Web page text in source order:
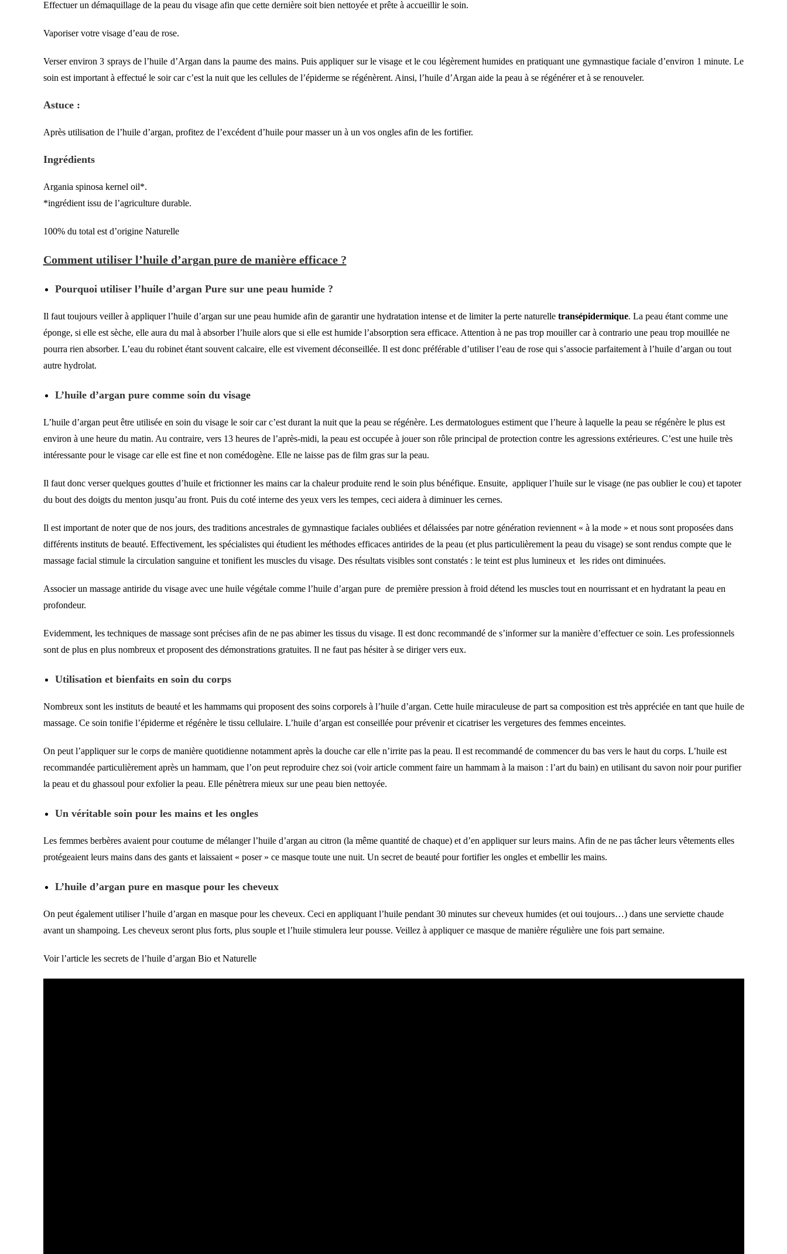
Effectuer un démaquillage de la peau du visage afin que cette dernière soit bien nettoyée et prête à accueillir le soin.
Vaporiser votre visage d’eau de rose.
Verser environ 3 sprays de l’huile d’Argan dans la paume des mains. Puis appliquer sur le visage et le cou légèrement humides en pratiquant une gymnastique faciale d’environ 1 minute. Le
soin est important à effectué le soir car c’est la nuit que les cellules de l’épiderme se régénèrent. Ainsi, l’huile d’Argan aide la peau à se régénérer et à se renouveler.
Astuce :
Après utilisation de l’huile d’argan, profitez de l’excédent d’huile pour masser un à un vos ongles afin de les fortifier.
Ingrédients
Argania spinosa kernel oil*.
*ingrédient issu de l’agriculture durable.
100% du total est d’origine Naturelle
Comment utiliser l’huile d’argan pure de manière efficace ?
Pourquoi utiliser l’huile d’argan Pure sur une peau humide ?
Il faut toujours veiller à appliquer l’huile d’argan sur une peau humide afin de garantir une hydratation intense et de limiter la perte naturelle transépidermique. La peau étant comme une
éponge, si elle est sèche, elle aura du mal à absorber l’huile alors que si elle est humide l’absorption sera efficace. Attention à ne pas trop mouiller car à contrario une peau trop mouillée ne
pourra rien absorber. L’eau du robinet étant souvent calcaire, elle est vivement déconseillée. Il est donc préférable d’utiliser l’eau de rose qui s’associe parfaitement à l’huile d’argan ou tout
autre hydrolat.
L’huile d’argan pure comme soin du visage
L’huile d’argan peut être utilisée en soin du visage le soir car c’est durant la nuit que la peau se régénère. Les dermatologues estiment que l’heure à laquelle la peau se régénère le plus est
environ à une heure du matin. Au contraire, vers 13 heures de l’après-midi, la peau est occupée à jouer son rôle principal de protection contre les agressions extérieures. C’est une huile très
intéressante pour le visage car elle est fine et non comédogène. Elle ne laisse pas de film gras sur la peau.
Il faut donc verser quelques gouttes d’huile et frictionner les mains car la chaleur produite rend le soin plus bénéfique. Ensuite, appliquer l’huile sur le visage (ne pas oublier le cou) et tapoter
du bout des doigts du menton jusqu’au front. Puis du coté interne des yeux vers les tempes, ceci aidera à diminuer les cernes.
Il est important de noter que de nos jours, des traditions ancestrales de gymnastique faciales oubliées et délaissées par notre génération reviennent « à la mode » et nous sont proposées dans
différents instituts de beauté. Effectivement, les spécialistes qui étudient les méthodes efficaces antirides de la peau (et plus particulièrement la peau du visage) se sont rendus compte que le
massage facial stimule la circulation sanguine et tonifient les muscles du visage. Des résultats visibles sont constatés : le teint est plus lumineux et les rides ont diminuées.
Associer un massage antiride du visage avec une huile végétale comme l’huile d’argan pure de première pression à froid détend les muscles tout en nourrissant et en hydratant la peau en
profondeur.
Evidemment, les techniques de massage sont précises afin de ne pas abimer les tissus du visage. Il est donc recommandé de s’informer sur la manière d’effectuer ce soin. Les professionnels
sont de plus en plus nombreux et proposent des démonstrations gratuites. Il ne faut pas hésiter à se diriger vers eux.
Utilisation et bienfaits en soin du corps
Nombreux sont les instituts de beauté et les hammams qui proposent des soins corporels à l’huile d’argan. Cette huile miraculeuse de part sa composition est très appréciée en tant que huile de
massage. Ce soin tonifie l’épiderme et régénère le tissu cellulaire. L’huile d’argan est conseillée pour prévenir et cicatriser les vergetures des femmes enceintes.
On peut l’appliquer sur le corps de manière quotidienne notamment après la douche car elle n’irrite pas la peau. Il est recommandé de commencer du bas vers le haut du corps. L’huile est
recommandée particulièrement après un hammam, que l’on peut reproduire chez soi (voir article comment faire un hammam à la maison : l’art du bain) en utilisant du savon noir pour purifier
la peau et du ghassoul pour exfolier la peau. Elle pénètrera mieux sur une peau bien nettoyée.
Un véritable soin pour les mains et les ongles
Les femmes berbères avaient pour coutume de mélanger l’huile d’argan au citron (la même quantité de chaque) et d’en appliquer sur leurs mains. Afin de ne pas tâcher leurs vêtements elles
protégeaient leurs mains dans des gants et laissaient « poser » ce masque toute une nuit. Un secret de beauté pour fortifier les ongles et embellir les mains.
L’huile d’argan pure en masque pour les cheveux
On peut également utiliser l’huile d’argan en masque pour les cheveux. Ceci en appliquant l’huile pendant 30 minutes sur cheveux humides (et oui toujours…) dans une serviette chaude
avant un shampoing. Les cheveux seront plus forts, plus souple et l’huile stimulera leur pousse. Veillez à appliquer ce masque de manière régulière une fois part semaine.
Voir l’article les secrets de l’huile d’argan Bio et Naturelle